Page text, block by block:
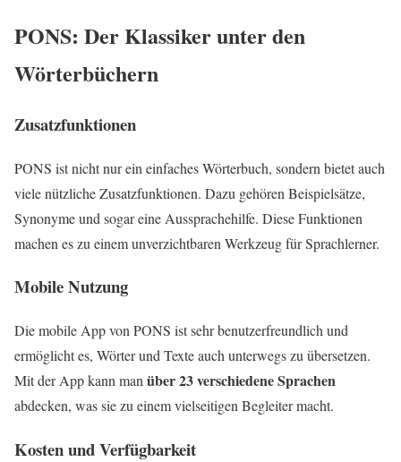
PONS: Der Klassiker unter den
Wörterbüchern
Zusatzfunktionen
PONS ist nicht nur ein einfaches Wörterbuch, sondern bietet auch
viele nützliche Zusatzfunktionen. Dazu gehören Beispielsätze,
Synonyme und sogar eine Aussprachehilfe. Diese Funktionen
machen es zu einem unverzichtbaren Werkzeug für Sprachlerner.
Mobile Nutzung
Die mobile App von PONS ist sehr benutzerfreundlich und
ermöglicht es, Wörter und Texte auch unterwegs zu übersetzen.
Mit der App kann man über 23 verschiedene Sprachen
abdecken, was sie zu einem vielseitigen Begleiter macht.
Kosten und Verfügbarkeit